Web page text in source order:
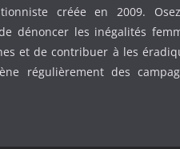
créée en 2009.
dénoncer les inégalités
et de contribuer à les
régulièrement des